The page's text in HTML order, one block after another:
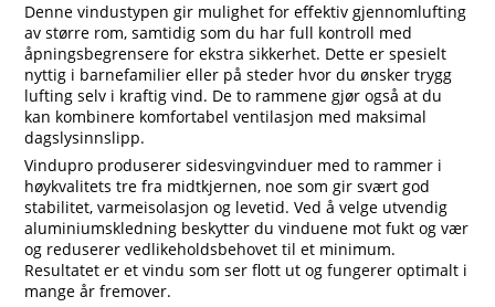
Denne vindustypen gir mulighet for effektiv gjennomlufting
av større rom, samtidig som du har full kontroll med
åpningsbegrensere for ekstra sikkerhet. Dette er spesielt
nyttig i barnefamilier eller på steder hvor du ønsker trygg
lufting selv i kraftig vind. De to rammene gjør også at du
kan kombinere komfortabel ventilasjon med maksimal
dagslysinnslipp.
Vindupro produserer sidesvingvinduer med to rammer i
høykvalitets tre fra midtkjernen, noe som gir svært god
stabilitet, varmeisolasjon og levetid. Ved å velge utvendig
aluminiumskledning beskytter du vinduene mot fukt og vær
og reduserer vedlikeholdsbehovet til et minimum.
Resultatet er et vindu som ser flott ut og fungerer optimalt i
mange år fremover.